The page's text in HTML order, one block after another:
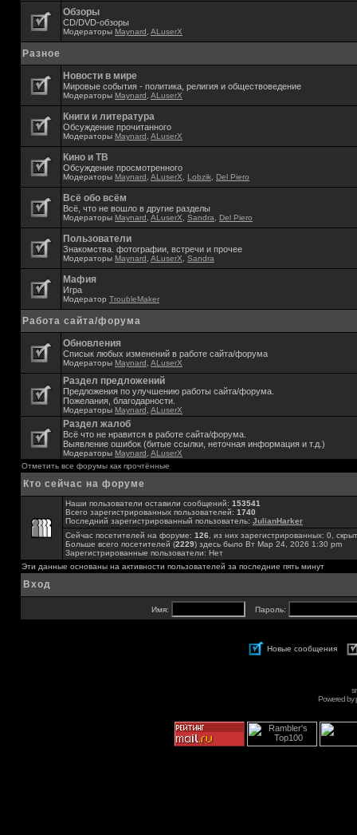
Обзоры
CD/DVD-обзоры
Модераторы Maynard ALuserX
Разное
Новости в мире
Мировые события - политика, религия и обществоведение
Модераторы Maynard ALuserX
Книги и литература
Обсуждение прочитанного
Модераторы Maynard ALuserX
Кино и ТВ
Обсуждение просмотренного
Модераторы Maynard ALuserX Lobzik Del Piero
Всё обо всём
Всё, что не вошло в другие разделы
Модераторы Maynard ALuserX Sandra Del Piero
Пользователи
Знакомства. фотографии, встречи и прочее
Модераторы Maynard ALuserX Sandra
Мафия
Игра
Модератор TroubleMaker
Работа сайта/форума
Обновления
Списык любых изменений в работе сайта/форума
Модераторы Maynard ALuserX
Раздел предложений
Предложения по улучшению работы сайта/форума.
Пожелания, благодарности.
Модераторы Maynard ALuserX
Раздел жалоб
Всё что не нравится в работе сайта/форума.
Выявление ошибок (битые ссылки, неточная информация и т.д.)
Модераторы Maynard ALuserX
Отметить все форумы как прочтённые
Кто сейчас на форуме
Наши пользователи оставили сообщений: 153541
Всего зарегистрированных пользователей: 1740
Последний зарегистрированный пользователь: JulianHarker
Сейчас посетителей на форуме: 126 , из них зарегистрированных: 0,
Больше всего посетителей (2229) здесь было Вт Мар 24, 2026 1:30 pm
Зарегистрированные пользователи: Нет
Эти данные основаны на активности пользователей за последние пять минут
Вход
Имя: Пароль:
Новые сообщения
Powered by